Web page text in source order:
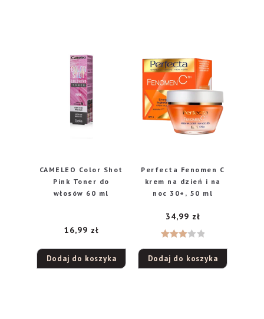
CAMELEO Color Shot
Pink Toner do
włosów 60 ml
16,99 zł
Dodaj do koszyka
Perfecta Fenomen C
krem na dzień i na
noc 30+, 50 ml
no
34,99 zł
Dodaj do koszyka